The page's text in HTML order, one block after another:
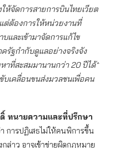
ให้จัดการสายการบินไทยเวียต
ต่ต้องการให้หน่วยงานที่
และเข้ามาจัดการแก้ไข
รัฐกำกับดูแลอย่างจริงจัง
าที่สะสมมานานกว่า 20 ปีได้”
บเคลื่อนขนส่งมวลชนเพื่อคน
ทนายความและที่ปรึกษา
การปฏิเสธไม่ให้คนพิการขึ้น
ล่าว อาจเข้าข่ายผิดกฎหมาย